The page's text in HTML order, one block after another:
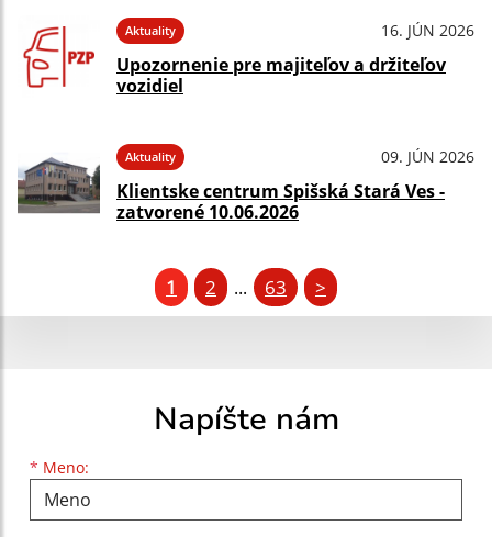
Aktuality 16. JÚN 2026
Upozornenie pre majiteľov a držiteľov
vozidiel
Aktuality 09. JÚN 2026
Klientske centrum Spišská Stará Ves -
zatvorené 10.06.2026
1 2 ... 63 >
Napíšte nám
* Meno:
Meno
Priezvisko
E-mailová adresa